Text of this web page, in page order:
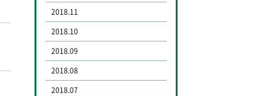
2018.11
2018.10
2018.09
2018.08
2018.07